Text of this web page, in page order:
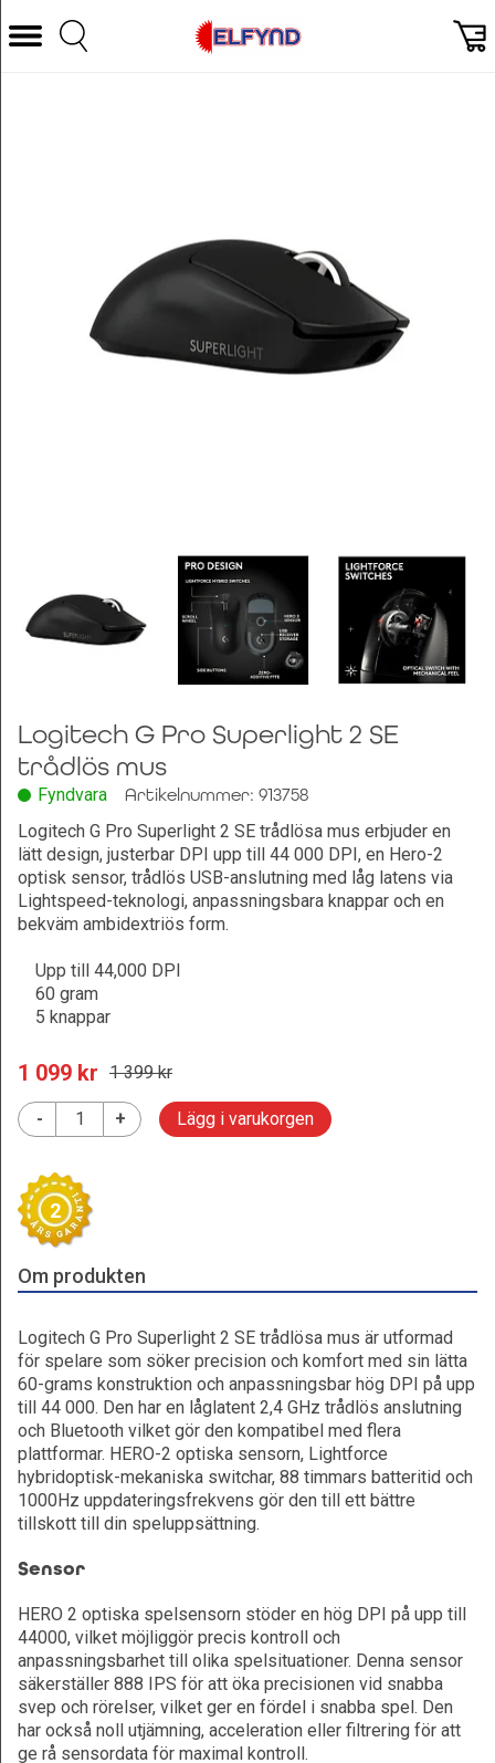
Välj Kategori
Ljud & HiFi
Logitech G Pro Superlight 2 SE
trådlös mus
Fyndvara
Artikelnummer: 913758
Logitech G Pro Superlight 2 SE trådlösa mus erbjuder en
lätt design, justerbar DPI upp till 44 000 DPI, en Hero-2
optisk sensor, trådlös USB-anslutning med låg latens via
Lightspeed-teknologi, anpassningsbara knappar och en
bekväm ambidextriös form.
Upp till 44,000 DPI
60 gram
5 knappar
1 099 kr 1 399 kr
- + Lägg i varukorgen
2
Om produkten
Logitech G Pro Superlight 2 SE trådlösa mus är utformad
för spelare som söker precision och komfort med sin lätta
60-grams konstruktion och anpassningsbar hög DPI på upp
till 44 000. Den har en låglatent 2,4 GHz trådlös anslutning
och Bluetooth vilket gör den kompatibel med flera
plattformar. HERO-2 optiska sensorn, Lightforce
hybridoptisk-mekaniska switchar, 88 timmars batteritid och
1000Hz uppdateringsfrekvens gör den till ett bättre
tillskott till din speluppsättning.
Sensor
HERO 2 optiska spelsensorn stöder en hög DPI på upp till
44000, vilket möjliggör precis kontroll och
anpassningsbarhet till olika spelsituationer. Denna sensor
säkerställer 888 IPS för att öka precisionen vid snabba
svep och rörelser, vilket ger en fördel i snabba spel. Den
har också noll utjämning, acceleration eller filtrering för att
ge rå sensordata för maximal kontroll.